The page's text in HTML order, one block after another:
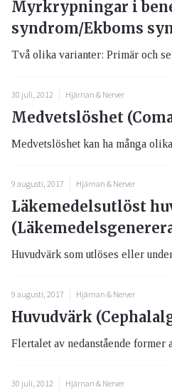
Myrkrypningar i
syndrom/Ekboms
Två olika varianter: Primär och
30 juli, 2012 Hjärnan & Nerver
Medvetslöshet
9 augusti, 2017 Hjärnan & Nerver
Läkemedelsutlöst
9 augusti, 2017 Hjärnan & Nerver
Huvudvärk
30 juli, 2012 Hjärnan & Nerver